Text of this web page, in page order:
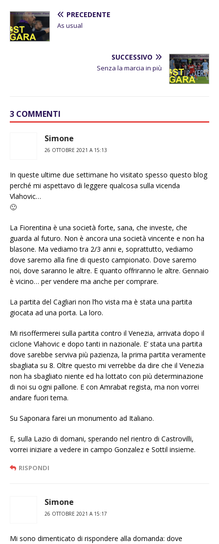
PRECEDENTE
As usual
SUCCESSIVO
Senza la marcia in più
3 COMMENTI
Simone
26 OTTOBRE 2021 A 15:13
In queste ultime due settimane ho visitato spesso questo blog
perché mi aspettavo di leggere qualcosa sulla vicenda
Vlahovic…
🙂
La Fiorentina è una società forte, sana, che investe, che
guarda al futuro. Non è ancora una società vincente e non ha
blasone. Ma vediamo tra 2/3 anni e, soprattutto, vediamo
dove saremo alla fine di questo campionato. Dove saremo
noi, dove saranno le altre. E quanto offriranno le altre. Gennaio
è vicino… per vendere ma anche per comprare.
La partita del Cagliari non l’ho vista ma è stata una partita
giocata ad una porta. La loro.
Mi risoffermerei sulla partita contro il Venezia, arrivata dopo il
ciclone Vlahovic e dopo tanti in nazionale. E’ stata una partita
dove sarebbe serviva più pazienza, la prima partita veramente
sbagliata su 8. Oltre questo mi verrebbe da dire che il Venezia
non ha sbagliato niente ed ha lottato con più determinazione
di noi su ogni pallone. E con Amrabat regista, ma non vorrei
andare fuori tema.
Su Saponara farei un monumento ad Italiano.
E, sulla Lazio di domani, sperando nel rientro di Castrovilli,
vorrei iniziare a vedere in campo Gonzalez e Sottil insieme.
RISPONDI
Simone
26 OTTOBRE 2021 A 15:17
Mi sono dimenticato di rispondere alla domanda: dove